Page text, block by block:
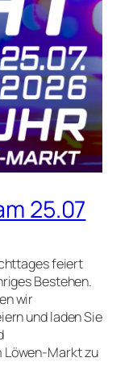
25.07
feiert
Bestehen.
wir
und laden Sie
Löwen-Markt zu